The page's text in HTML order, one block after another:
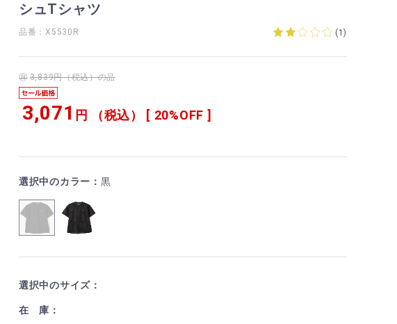
シュTシャツ
品番：X5530R (1)
3,839円（税込）の品
3,071 円 （税込） [ 20%OFF ]
選択中のカラー： 黒
選択中のサイズ：
在 庫：